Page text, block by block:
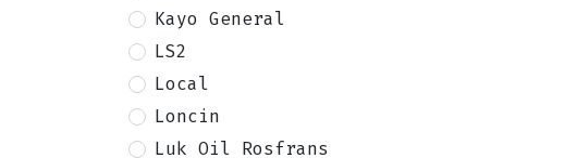
Kayo General
LS2
Local
Loncin
Luk Oil Rosfrans